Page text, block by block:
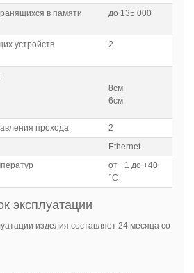
в памяти
до 135 000
устройств
2
8см
6см
прохода
2
Ethernet
от +1 до +40
°С
эксплуатации
изделия составляет 24 месяца со